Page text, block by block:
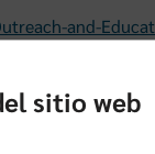
and-
y el abuso.
fraude de las
sitio web